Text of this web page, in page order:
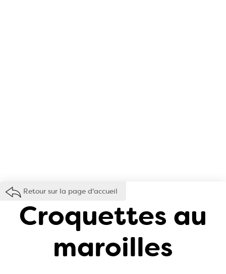
Retour sur la page d'accueil
Croquettes au
maroilles